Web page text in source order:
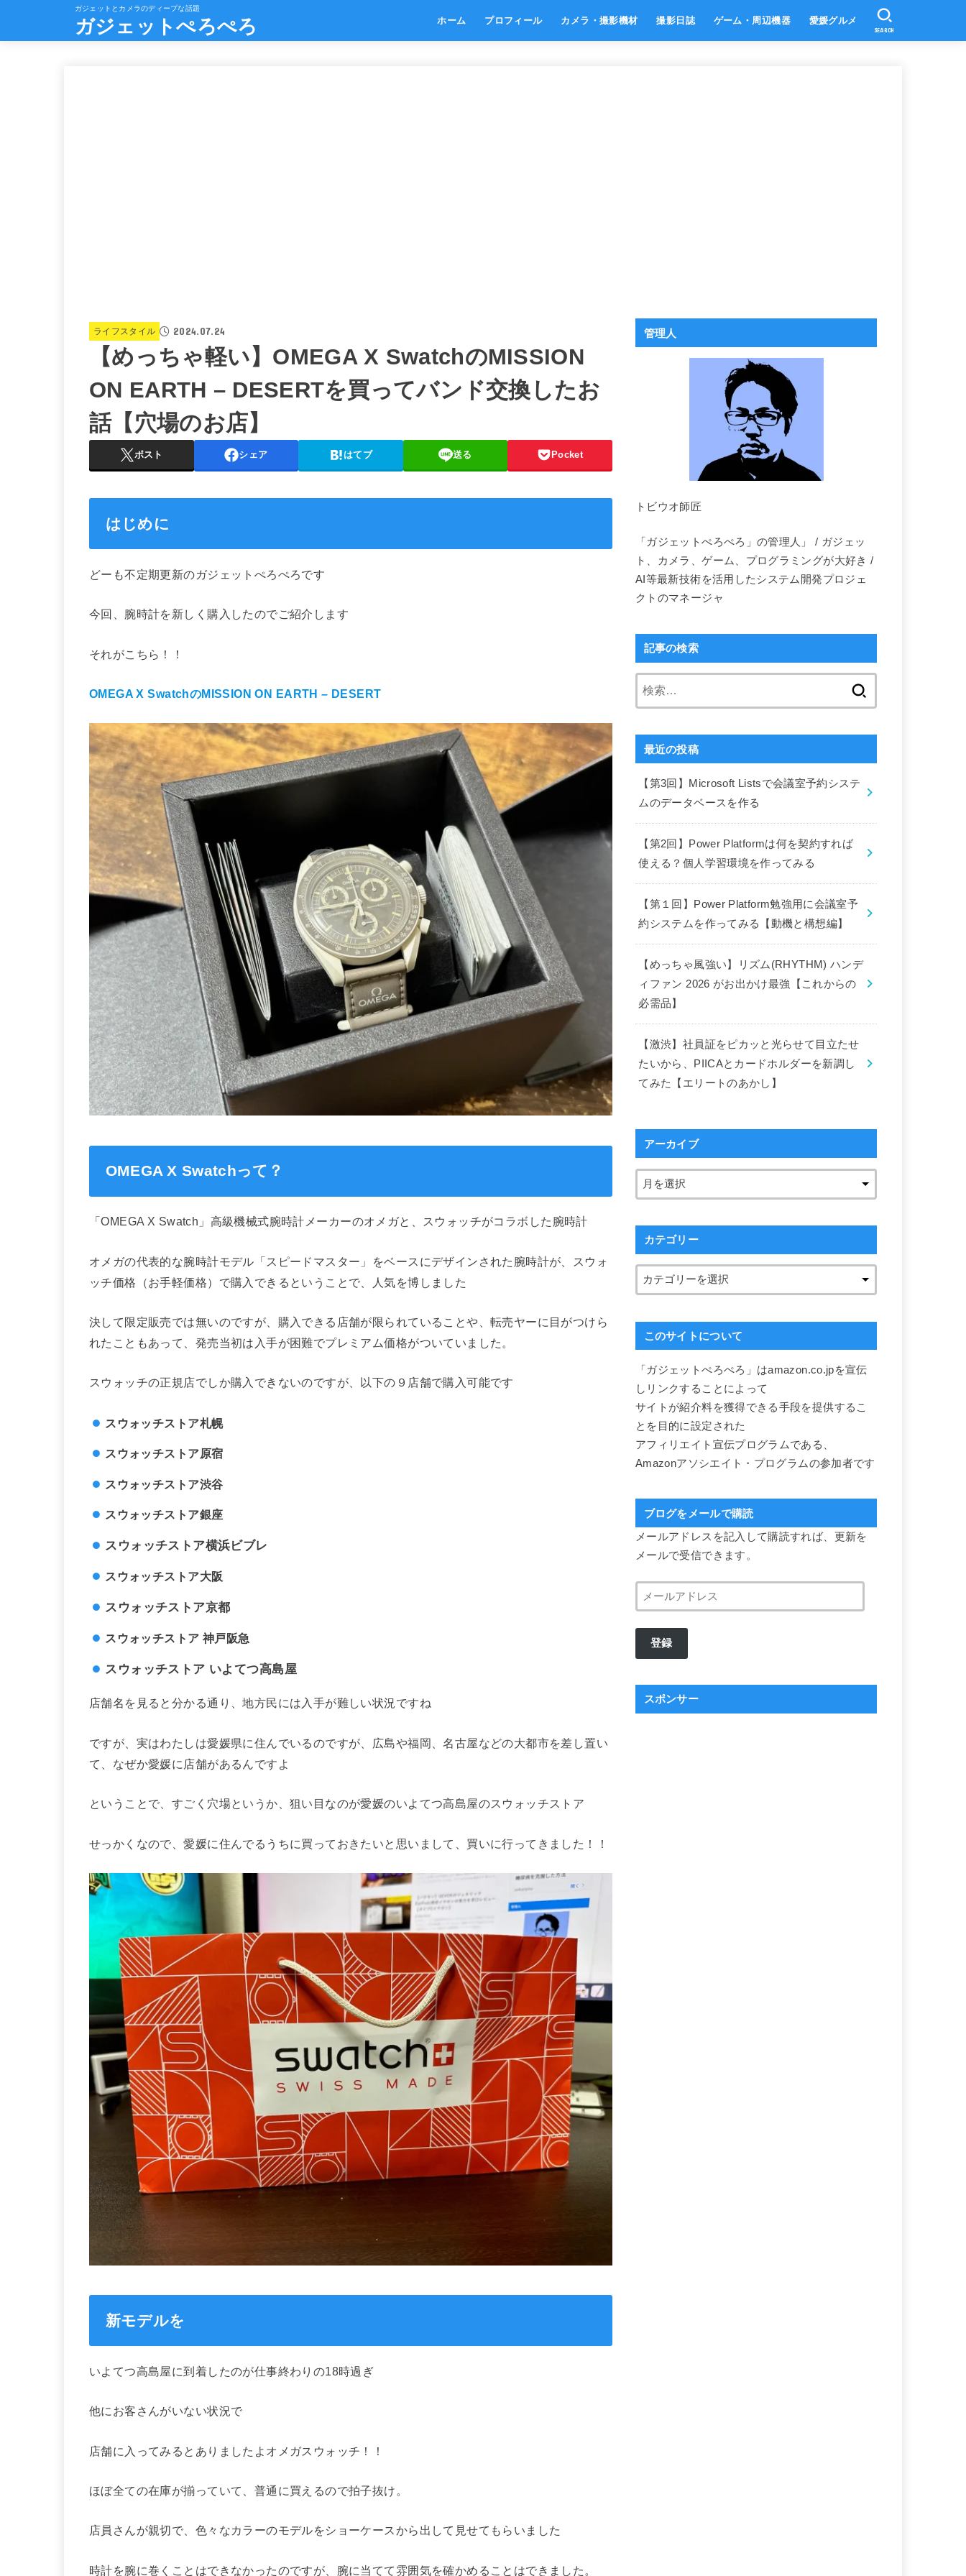
ガジェットとカメラのディープな話題
ガジェットぺろぺろ ホーム プロフィール カメラ・撮影機材 撮影日誌 ゲーム・周辺機器 愛媛グルメ
SEARCH
ライフスタイル 2024.07.24
【めっちゃ軽い】OMEGA X SwatchのMISSION
ON EARTH – DESERTを買ってバンド交換したお
話【穴場のお店】
ポスト シェア はてブ 送る Pocket
はじめに
どーも不定期更新のガジェットぺろぺろです
今回、腕時計を新しく購入したのでご紹介します
それがこちら！！
OMEGA X SwatchのMISSION ON EARTH – DESERT
OMEGA X Swatchって？
「OMEGA X Swatch」高級機械式腕時計メーカーのオメガと、スウォッチがコラボした腕時計
オメガの代表的な腕時計モデル「スピードマスター」をベースにデザインされた腕時計が、スウォ
ッチ価格（お手軽価格）で購入できるということで、人気を博しました
決して限定販売では無いのですが、購入できる店舗が限られていることや、転売ヤーに目がつけら
れたこともあって、発売当初は入手が困難でプレミアム価格がついていました。
スウォッチの正規店でしか購入できないのですが、以下の９店舗で購入可能です
スウォッチストア札幌
スウォッチストア原宿
スウォッチストア渋谷
スウォッチストア銀座
スウォッチストア横浜ビブレ
スウォッチストア大阪
スウォッチストア京都
スウォッチストア 神戸阪急
スウォッチストア いよてつ高島屋
店舗名を見ると分かる通り、地方民には入手が難しい状況ですね
ですが、実はわたしは愛媛県に住んでいるのですが、広島や福岡、名古屋などの大都市を差し置い
て、なぜか愛媛に店舗があるんですよ
ということで、すごく穴場というか、狙い目なのが愛媛のいよてつ高島屋のスウォッチストア
せっかくなので、愛媛に住んでるうちに買っておきたいと思いまして、買いに行ってきました！！
新モデルを
いよてつ高島屋に到着したのが仕事終わりの18時過ぎ
他にお客さんがいない状況で
店舗に入ってみるとありましたよオメガスウォッチ！！
ほぼ全ての在庫が揃っていて、普通に買えるので拍子抜け。
店員さんが親切で、色々なカラーのモデルをショーケースから出して見せてもらいました
時計を腕に巻くことはできなかったのですが、腕に当てて雰囲気を確かめることはできました。
管理人
トビウオ師匠
「ガジェットぺろぺろ」の管理人」 / ガジェッ
ト、カメラ、ゲーム、プログラミングが大好き /
AI等最新技術を活用したシステム開発プロジェ
クトのマネージャ
記事の検索
最近の投稿
【第3回】Microsoft Listsで会議室予約システ
ムのデータベースを作る
【第2回】Power Platformは何を契約すれば
使える？個人学習環境を作ってみる
【第１回】Power Platform勉強用に会議室予
約システムを作ってみる【動機と構想編】
【めっちゃ風強い】リズム(RHYTHM) ハンデ
ィファン 2026 がお出かけ最強【これからの
必需品】
【激渋】社員証をピカッと光らせて目立たせ
たいから、PIICAとカードホルダーを新調し
てみた【エリートのあかし】
アーカイブ
カテゴリー
このサイトについて
「ガジェットぺろぺろ」はamazon.co.jpを宣伝
しリンクすることによって
サイトが紹介料を獲得できる手段を提供するこ
とを目的に設定された
アフィリエイト宣伝プログラムである、
Amazonアソシエイト・プログラムの参加者です
ブログをメールで購読
メールアドレスを記入して購読すれば、更新を
メールで受信できます。
ー
ル
レ
ス
登録
スポンサー